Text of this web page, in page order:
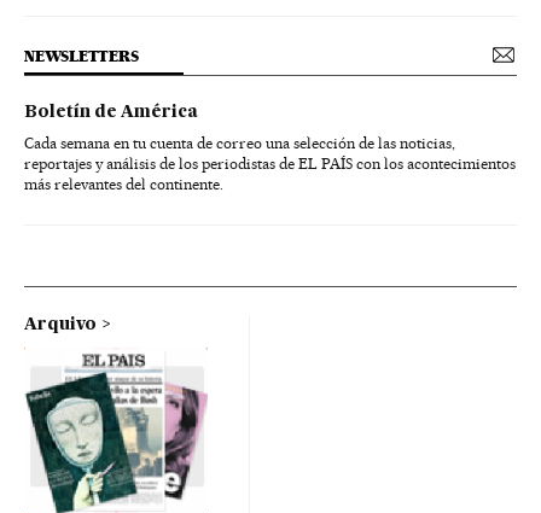
NEWSLETTERS
Boletín de América
Cada semana en tu cuenta de correo una selección de las noticias,
reportajes y análisis de los periodistas de EL PAÍS con los acontecimientos
más relevantes del continente.
Arquivo